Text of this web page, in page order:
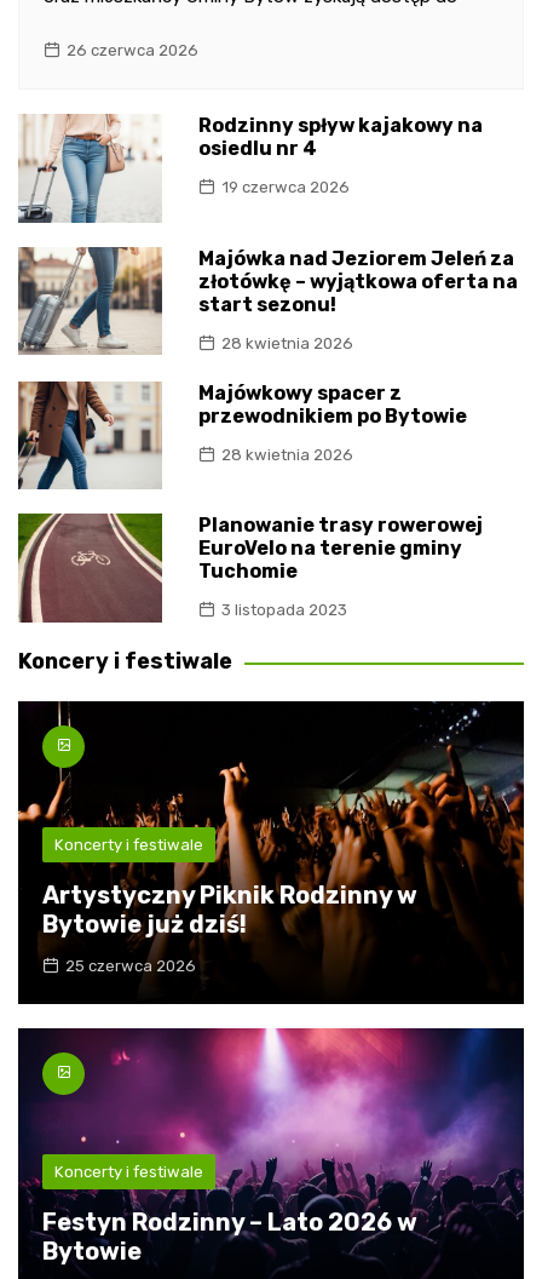
26 czerwca 2026
Rodzinny spływ kajakowy na
osiedlu nr 4
19 czerwca 2026
Majówka nad Jeziorem Jeleń za
złotówkę – wyjątkowa oferta na
start sezonu!
28 kwietnia 2026
Majówkowy spacer z
przewodnikiem po Bytowie
28 kwietnia 2026
Planowanie trasy rowerowej
EuroVelo na terenie gminy
Tuchomie
3 listopada 2023
Koncery i festiwale
Koncerty i festiwale
Artystyczny Piknik Rodzinny w
Bytowie już dziś!
25 czerwca 2026
Koncerty i festiwale
Festyn Rodzinny – Lato 2026 w
Bytowie